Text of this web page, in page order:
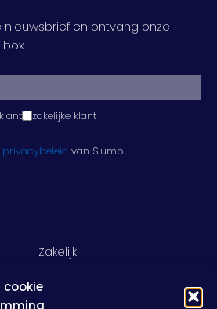
cookie
nieuwsbrief en ontvang onze
zakelijke klant
privacybeleid van Slump
Zakelijk
Over ons